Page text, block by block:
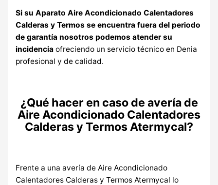
Si su Aparato Aire Acondicionado Calentadores
Calderas y Termos se encuentra fuera del periodo
de garantía nosotros podemos atender su
incidenciaofreciendo un servicio técnico en Denia
profesional y de calidad.
¿Qué hacer en caso de avería de
Aire Acondicionado Calentadores
Calderas y Termos Atermycal?
Frente a una avería de Aire Acondicionado
Calentadores Calderas y Termos Atermycal lo